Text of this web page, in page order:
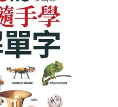
運動休閒
化妝保養